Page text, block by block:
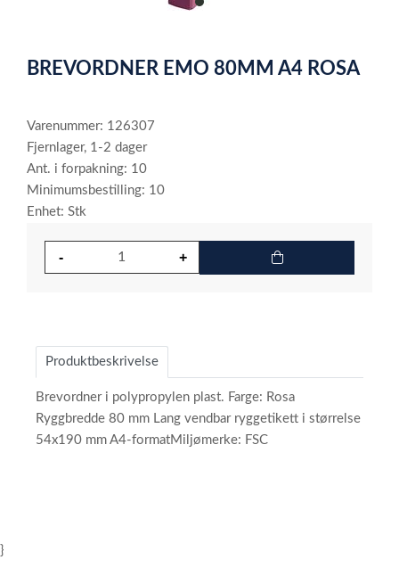
item
of
BREVORDNER EMO 80MM A4 ROSA
Varenummer: 126307
Fjernlager, 1-2 dager
Ant. i forpakning: 10
Minimumsbestilling: 10
Enhet: Stk
Produktbeskrivelse
Brevordner i polypropylen plast. Farge: Rosa
Ryggbredde 80 mm Lang vendbar ryggetikett i størrelse
54x190 mm A4-formatMiljømerke: FSC
}